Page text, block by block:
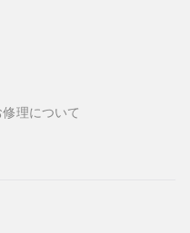
理について